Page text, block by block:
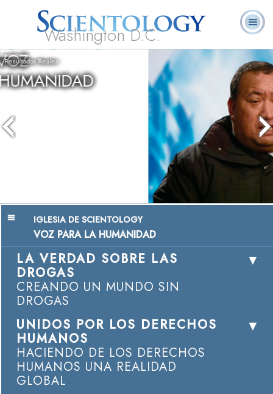
Washington D.C.
Acerca de
Nosotros
L. Ronald
Hubbard
Ministros
Voluntarios
Preguntas
Libros
Chairman, Mangere Maori Wardens
Association
IGLESIA DE SCIENTOLOGY
VOZ PARA LA HUMANIDAD
LA VERDAD SOBRE LAS
DROGAS
CREANDO UN MUNDO SIN
DROGAS
UNIDOS POR LOS DERECHOS
HUMANOS
HACIENDO DE LOS DERECHOS
HUMANOS UNA REALIDAD
GLOBAL